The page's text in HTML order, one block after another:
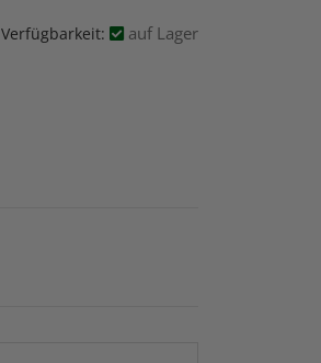
Verfügbarkeit: auf Lager